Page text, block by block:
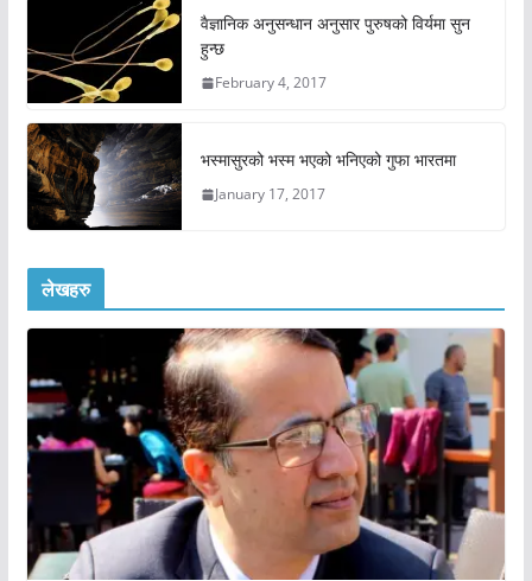
वैज्ञानिक अनुसन्धान अनुसार पुरुषको विर्यमा सुन
हुन्छ
February 4, 2017
भस्मासुरको भस्म भएको भनिएको गुफा भारतमा
January 17, 2017
लेखहरु